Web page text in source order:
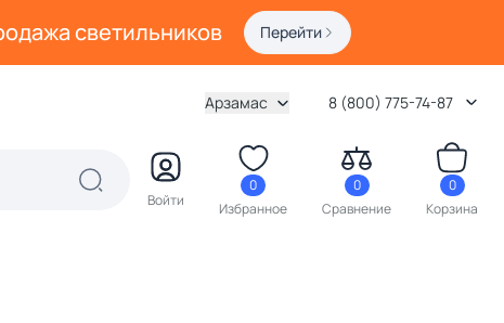
светильников Перейти
Арзамас 8 (800) 775-74-87
Войти
0
Избранное
0
Сравнение
0
Корзина